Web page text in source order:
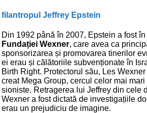
filantropul Jeffrey Epstein
Din 1992 până în 2007, Epstein a fost
Fundației Wexner, care avea ca
sponsorizarea și promovarea tinerilor
ei erau și călătoriile subvenționate în
Birth Right. Protectorul său, Les
creat Mega Group, cercul celor mai
sioniste. Retragerea lui Jeffrey din cele
Wexner a fost dictată de investigațiile
erau un prejudiciu de imagine.